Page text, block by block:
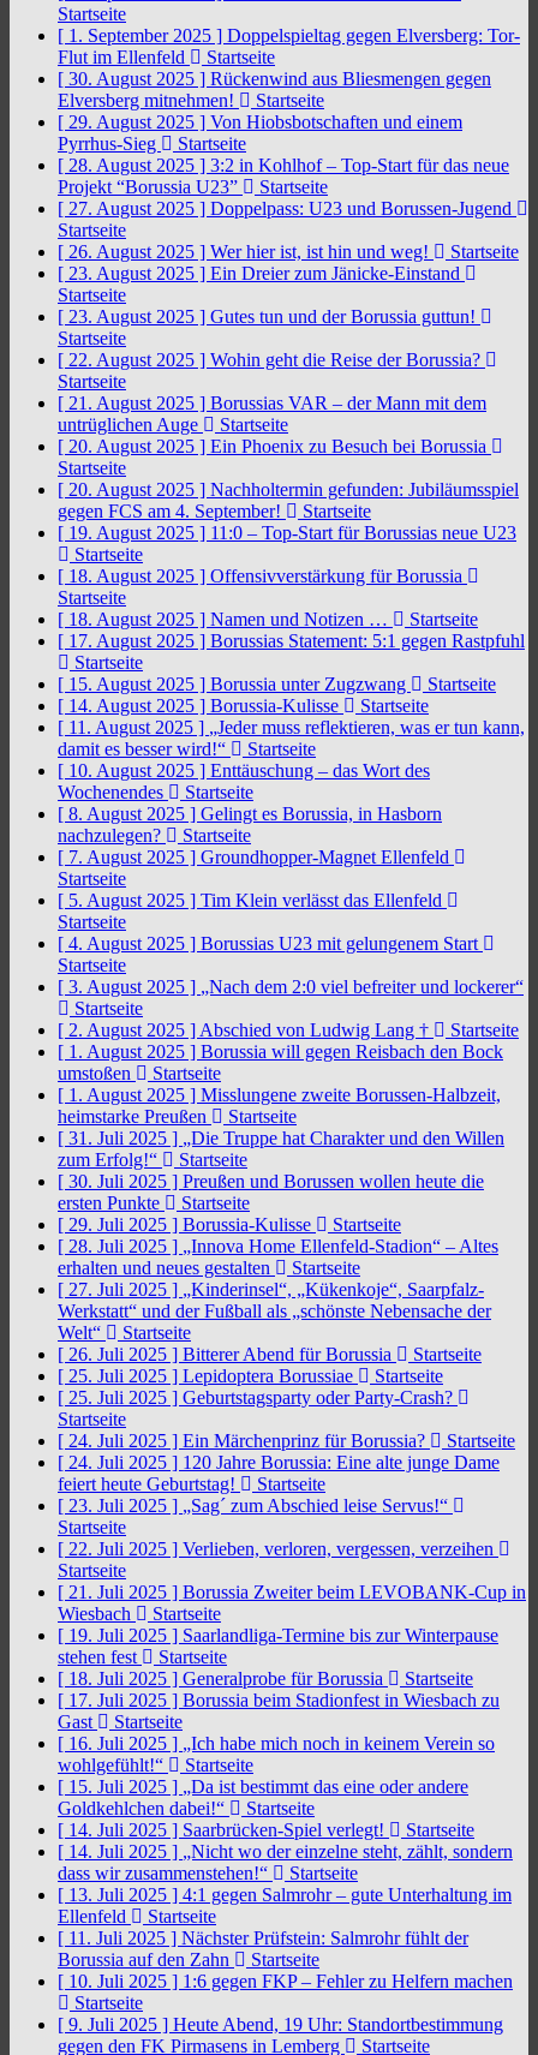
Startseite
[ 1. September 2025 ] Doppelspieltag gegen Elversberg: Tor-
Flut im Ellenfeld
Startseite
[ 30. August 2025 ] Rückenwind aus Bliesmengen gegen
Elversberg mitnehmen!
Startseite
[ 29. August 2025 ] Von Hiobsbotschaften und einem
Pyrrhus-Sieg
Startseite
[ 28. August 2025 ] 3:2 in Kohlhof – Top-Start für das neue
Projekt “Borussia U23”
Startseite
[ 27. August 2025 ] Doppelpass: U23 und Borussen-Jugend
Startseite
[ 26. August 2025 ] Wer hier ist, ist hin und weg!
Startseite
[ 23. August 2025 ] Ein Dreier zum Jänicke-Einstand
Startseite
[ 23. August 2025 ] Gutes tun und der Borussia guttun!
Startseite
[ 22. August 2025 ] Wohin geht die Reise der Borussia?
Startseite
[ 21. August 2025 ] Borussias VAR – der Mann mit dem
untrüglichen Auge
Startseite
[ 20. August 2025 ] Ein Phoenix zu Besuch bei Borussia
Startseite
[ 20. August 2025 ] Nachholtermin gefunden: Jubiläumsspiel
gegen FCS am 4. September!
Startseite
[ 19. August 2025 ] 11:0 – Top-Start für Borussias neue U23
Startseite
[ 18. August 2025 ] Offensivverstärkung für Borussia
Startseite
[ 18. August 2025 ] Namen und Notizen …
Startseite
[ 17. August 2025 ] Borussias Statement: 5:1 gegen Rastpfuhl
Startseite
[ 15. August 2025 ] Borussia unter Zugzwang
Startseite
[ 14. August 2025 ] Borussia-Kulisse
Startseite
[ 11. August 2025 ] „Jeder muss reflektieren, was er tun kann,
damit es besser wird!“
Startseite
[ 10. August 2025 ] Enttäuschung – das Wort des
Wochenendes
Startseite
[ 8. August 2025 ] Gelingt es Borussia, in Hasborn
nachzulegen?
Startseite
[ 7. August 2025 ] Groundhopper-Magnet Ellenfeld
Startseite
[ 5. August 2025 ] Tim Klein verlässt das Ellenfeld
Startseite
[ 4. August 2025 ] Borussias U23 mit gelungenem Start
Startseite
[ 3. August 2025 ] „Nach dem 2:0 viel befreiter und lockerer“
Startseite
[ 2. August 2025 ] Abschied von Ludwig Lang †
Startseite
[ 1. August 2025 ] Borussia will gegen Reisbach den Bock
umstoßen
Startseite
[ 1. August 2025 ] Misslungene zweite Borussen-Halbzeit,
heimstarke Preußen
Startseite
[ 31. Juli 2025 ] „Die Truppe hat Charakter und den Willen
zum Erfolg!“
Startseite
[ 30. Juli 2025 ] Preußen und Borussen wollen heute die
ersten Punkte
Startseite
[ 29. Juli 2025 ] Borussia-Kulisse
Startseite
[ 28. Juli 2025 ] „Innova Home Ellenfeld-Stadion“ – Altes
erhalten und neues gestalten
Startseite
[ 27. Juli 2025 ] „Kinderinsel“, „Kükenkoje“, Saarpfalz-
Werkstatt“ und der Fußball als „schönste Nebensache der
Welt“
Startseite
[ 26. Juli 2025 ] Bitterer Abend für Borussia
Startseite
[ 25. Juli 2025 ] Lepidoptera Borussiae
Startseite
[ 25. Juli 2025 ] Geburtstagsparty oder Party-Crash?
Startseite
[ 24. Juli 2025 ] Ein Märchenprinz für Borussia?
Startseite
[ 24. Juli 2025 ] 120 Jahre Borussia: Eine alte junge Dame
feiert heute Geburtstag!
Startseite
[ 23. Juli 2025 ] „Sag´ zum Abschied leise Servus!“
Startseite
[ 22. Juli 2025 ] Verlieben, verloren, vergessen, verzeihen
Startseite
[ 21. Juli 2025 ] Borussia Zweiter beim LEVOBANK-Cup in
Wiesbach
Startseite
[ 19. Juli 2025 ] Saarlandliga-Termine bis zur Winterpause
stehen fest
Startseite
[ 18. Juli 2025 ] Generalprobe für Borussia
Startseite
[ 17. Juli 2025 ] Borussia beim Stadionfest in Wiesbach zu
Gast
Startseite
[ 16. Juli 2025 ] „Ich habe mich noch in keinem Verein so
wohlgefühlt!“
Startseite
[ 15. Juli 2025 ] „Da ist bestimmt das eine oder andere
Goldkehlchen dabei!“
Startseite
[ 14. Juli 2025 ] Saarbrücken-Spiel verlegt!
Startseite
[ 14. Juli 2025 ] „Nicht wo der einzelne steht, zählt, sondern
dass wir zusammenstehen!“
Startseite
[ 13. Juli 2025 ] 4:1 gegen Salmrohr – gute Unterhaltung im
Ellenfeld
Startseite
[ 11. Juli 2025 ] Nächster Prüfstein: Salmrohr fühlt der
Borussia auf den Zahn
Startseite
[ 10. Juli 2025 ] 1:6 gegen FKP – Fehler zu Helfern machen
Startseite
[ 9. Juli 2025 ] Heute Abend, 19 Uhr: Standortbestimmung
gegen den FK Pirmasens in Lemberg
Startseite